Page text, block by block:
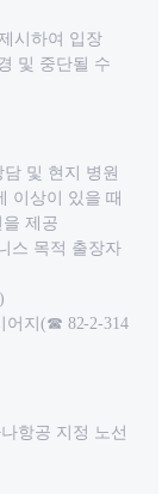
시하여 입장
및 중단될 수
및 현지 병원
이상이 있을 때
제공
스 목적 출장자
어지(☎ 82-2-314
항공 지정 노선